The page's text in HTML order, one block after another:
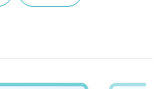
L
k